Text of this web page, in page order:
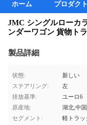
ホーム プロダクト
JMC シングルローカ
ンダーワゴン 貨物ト
製品詳細
状態:
新しい
ステアリング:
左
排放基準:
ユーロ6
原産地:
湖北,中国
セグメント:
軽トラッ